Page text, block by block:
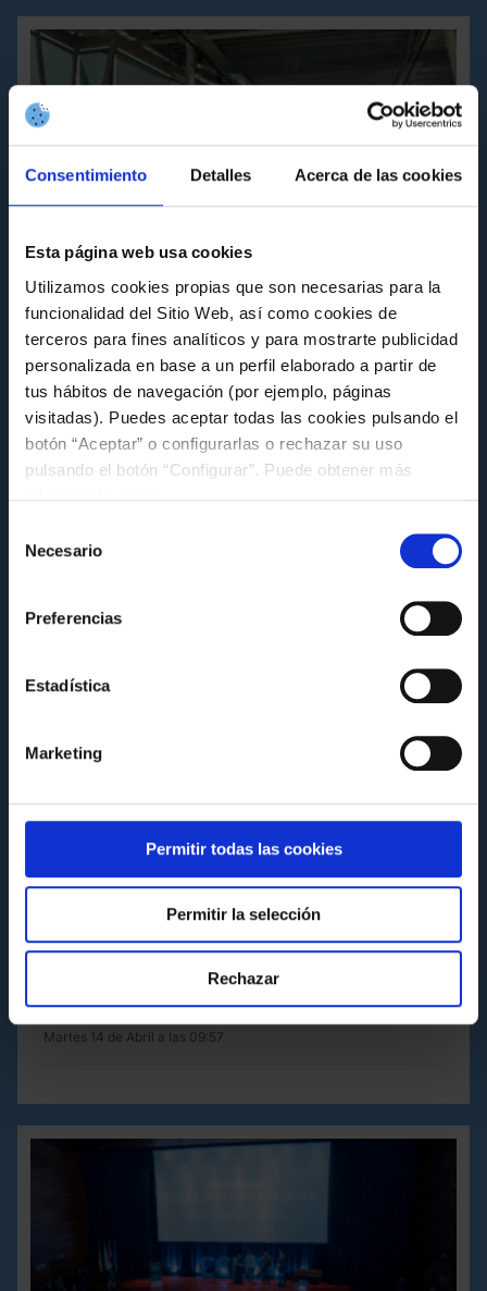
Consentimiento Detalles Acerca de las cookies
Esta página web usa cookies
Utilizamos cookies propias que son necesarias para la
funcionalidad del Sitio Web, así como cookies de
terceros para fines analíticos y para mostrarte publicidad
personalizada en base a un perfil elaborado a partir de
tus hábitos de navegación (por ejemplo, páginas
visitadas). Puedes aceptar todas las cookies pulsando el
botón “Aceptar” o configurarlas o rechazar su uso
pulsando el botón “Configurar”. Puede obtener más
Necesario
Preferencias
Estadística
Marketing
Permitir todas las cookies
Permitir la selección
Rechazar
FUNDACIÓN
O Celta comparte a súa experiencia en
sustentabilidade na xornada MentoringLAB
da Alianza Galega polo Clima
Estrea do Celta Integra Zelnova en A Nosa
Champions, organizada pola Federación
Galega de Fútbol
Martes 14 de Abril a las 09:57